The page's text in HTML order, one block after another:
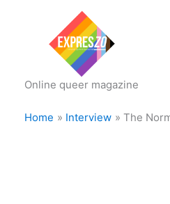
Online queer magazine
Home Interview The